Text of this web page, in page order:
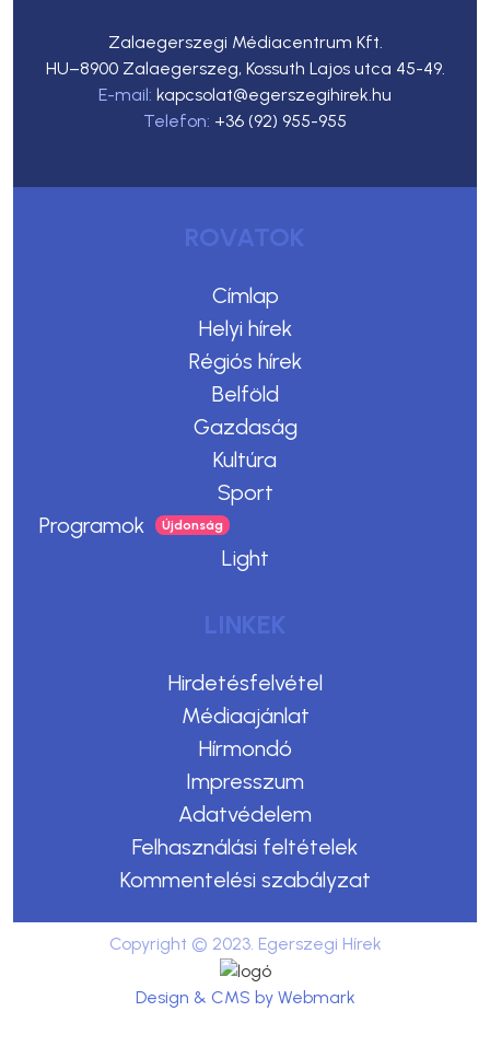
Zalaegerszegi Médiacentrum Kft.
HU–8900 Zalaegerszeg, Kossuth Lajos utca 45-49.
E-mail: kapcsolat@egerszegihirek.hu
Telefon: +36 (92) 955-955
ROVATOK
Címlap
Helyi hírek
Régiós hírek
Belföld
Gazdaság
Kultúra
Sport
Programok
Light
LINKEK
Hirdetésfelvétel
Médiaajánlat
Hírmondó
Impresszum
Adatvédelem
Felhasználási feltételek
Kommentelési szabályzat
Copyright © 2023. Egerszegi Hírek
Design & CMS by Webmark